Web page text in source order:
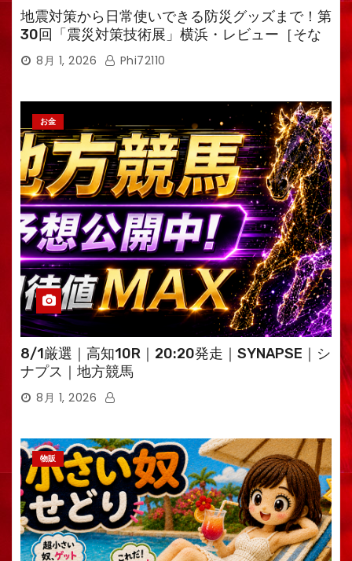
地震対策から日常使いできる防災グッズまで！第
30回「震災対策技術展」横浜・レビュー［そな
えるTV・高荷智也］
8月 1, 2026 Phi72110
お金
8/1厳選｜高知10R｜20:20発走｜SYNAPSE｜シ
ナプス｜地方競馬
8月 1, 2026
物販